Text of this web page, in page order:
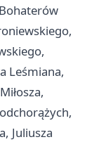
Leśmiana,
Juliusza